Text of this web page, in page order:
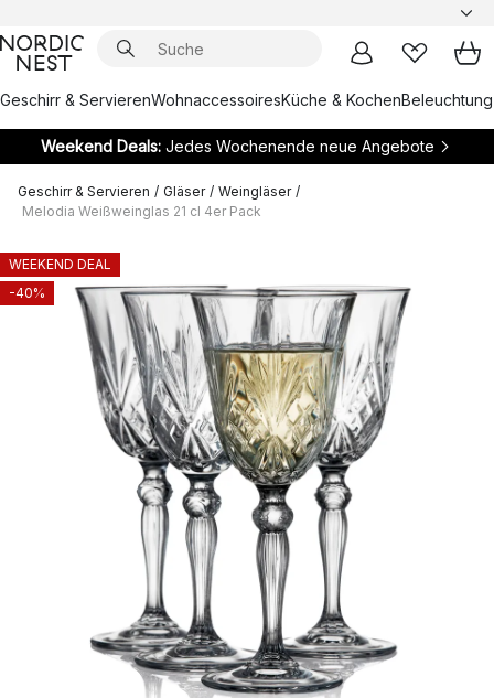
Geschirr & ServierenWohnaccessoiresKüche & KochenBeleuchtung
Weekend Deals:Jedes Wochenende neue Angebote
Geschirr & Servieren / Gläser / Weingläser /
Melodia Weißweinglas 21 cl 4er Pack
WEEKEND DEAL
-40%